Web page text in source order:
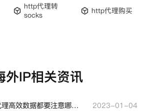
http代理转
socks
http代理购买
外IP相关资讯
想要利用海外住宅代理高效数据都要注意哪些地方？
2023-01-04